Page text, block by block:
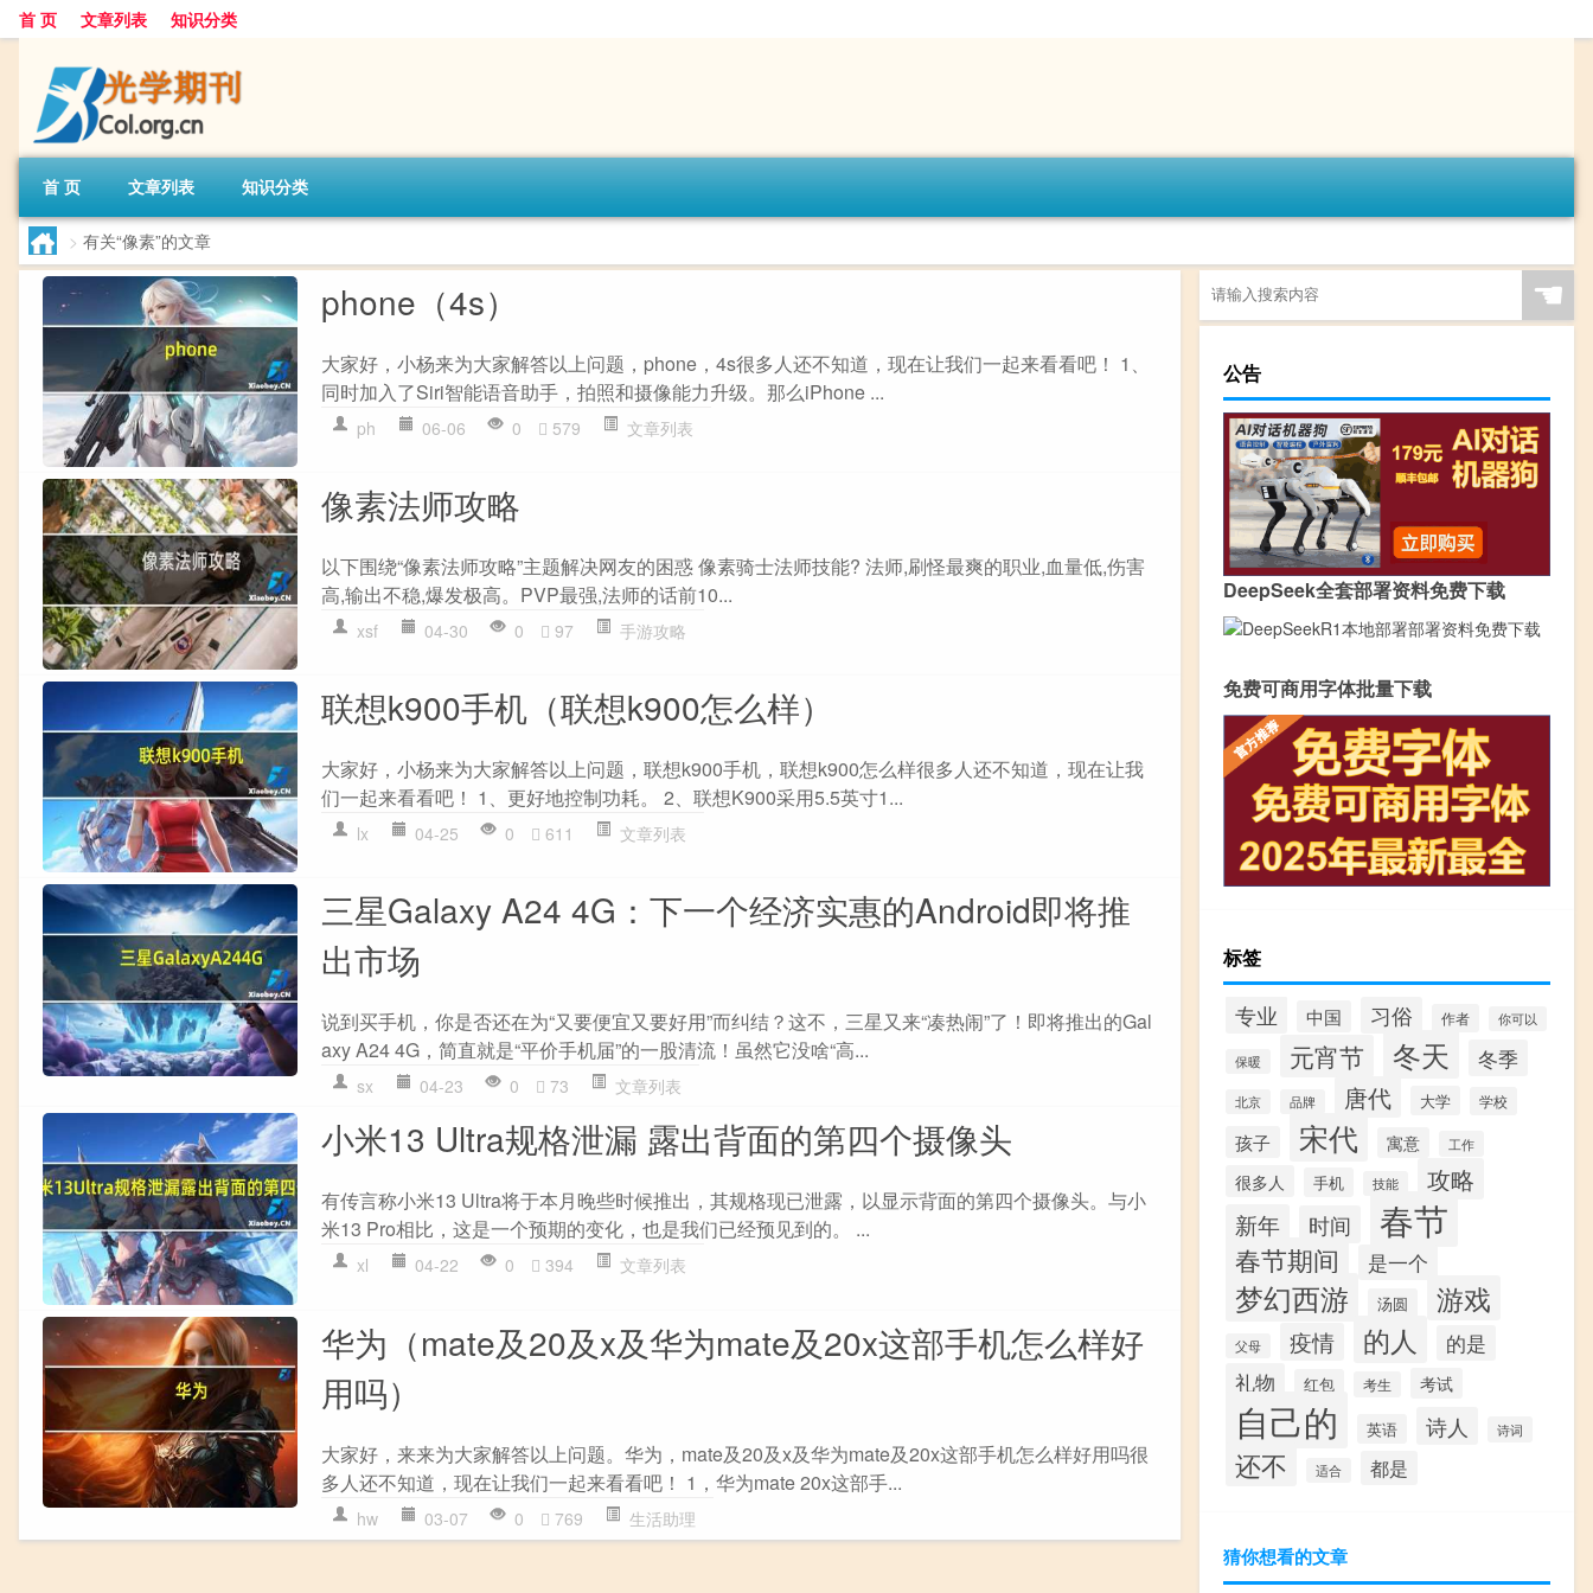
首 页 文章列表 知识分类
首 页 文章列表 知识分类
> 有关“像素”的文章
phone（4s）
大家好，小杨来为大家解答以上问题，phone，4s很多人还不知道，现在让我们一起来看看吧！ 1、
同时加入了Siri智能语音助手，拍照和摄像能力升级。那么iPhone ...
ph 06-06 0 579 文章列表
像素法师攻略
以下围绕“像素法师攻略”主题解决网友的困惑 像素骑士法师技能? 法师,刷怪最爽的职业,血量低,伤害
高,输出不稳,爆发极高。PVP最强,法师的话前10...
xsf 04-30 0 97 手游攻略
联想k900手机（联想k900怎么样）
大家好，小杨来为大家解答以上问题，联想k900手机，联想k900怎么样很多人还不知道，现在让我
们一起来看看吧！ 1、更好地控制功耗。 2、联想K900采用5.5英寸1...
lx 04-25 0 611 文章列表
三星Galaxy A24 4G：下一个经济实惠的Android即将推
出市场
说到买手机，你是否还在为“又要便宜又要好用”而纠结？这不，三星又来“凑热闹”了！即将推出的Gal
axy A24 4G，简直就是“平价手机届”的一股清流！虽然它没啥“高...
sx 04-23 0 73 文章列表
小米13 Ultra规格泄漏 露出背面的第四个摄像头
有传言称小米13 Ultra将于本月晚些时候推出，其规格现已泄露，以显示背面的第四个摄像头。与小
米13 Pro相比，这是一个预期的变化，也是我们已经预见到的。 ...
xl 04-22 0 394 文章列表
华为（mate及20及x及华为mate及20x这部手机怎么样好
用吗）
大家好，来来为大家解答以上问题。华为，mate及20及x及华为mate及20x这部手机怎么样好用吗很
多人还不知道，现在让我们一起来看看吧！ 1，华为mate 20x这部手...
hw 03-07 0 769 生活助理
☚
公告
DeepSeek全套部署资料免费下载
免费可商用字体批量下载
标签
专业 中国 习俗 作者 你可以
保暖 元宵节 冬天 冬季
北京 品牌 唐代 大学 学校
孩子 宋代 寓意 工作
很多人 手机 技能 攻略
新年 时间 春节
春节期间 是一个
梦幻西游 汤圆 游戏
父母 疫情 的人 的是
礼物 红包 考生 考试
自己的 英语 诗人 诗词
还不 适合 都是
猜你想看的文章